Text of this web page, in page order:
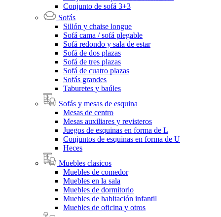
Conjunto de sofá 3+3
Sofás
Sillón y chaise longue
Sofá cama / sofá plegable
Sofá redondo y sala de estar
Sofá de dos plazas
Sofá de tres plazas
Sofá de cuatro plazas
Sofás grandes
Taburetes y baúles
Sofás y mesas de esquina
Mesas de centro
Mesas auxiliares y revisteros
Juegos de esquinas en forma de L
Conjuntos de esquinas en forma de U
Heces
Muebles clasicos
Muebles de comedor
Muebles en la sala
Muebles de dormitorio
Muebles de habitación infantil
Muebles de oficina y otros